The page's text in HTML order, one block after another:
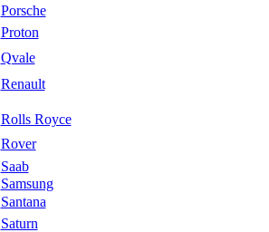
Porsche
Proton
Qvale
Renault
Rolls Royce
Rover
Saab
Samsung
Santana
Saturn